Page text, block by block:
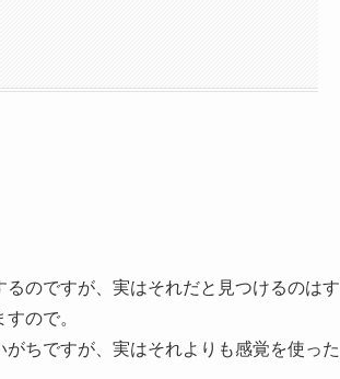
のですが、実はそれだと見つけるのはす
ので。
ちですが、実はそれよりも感覚を使った